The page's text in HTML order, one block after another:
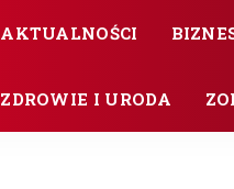
AKTUALNOŚCI
ZDROWIE I URODA